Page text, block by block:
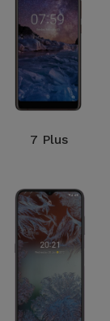
7 Plus